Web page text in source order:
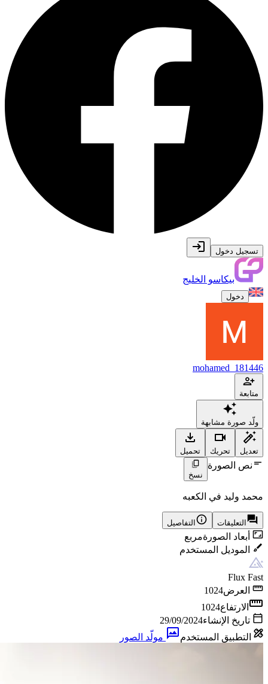
تسجيل دخول
بيكاسو الخليج
دخول
mohamed_181446
متابعة
ولّد صورة مشابهة
تعديل تحريك تحميل
نص الصورة
نسخ
محمد وليد في الكعبه
التعليقات التفاصيل
أبعاد الصورةمربع
الموديل المستخدم
Flux Fast
العرض1024
الارتفاع1024
تاريخ الإنشاء29/09/2024
التطبيق المستخدم
مولّد الصور